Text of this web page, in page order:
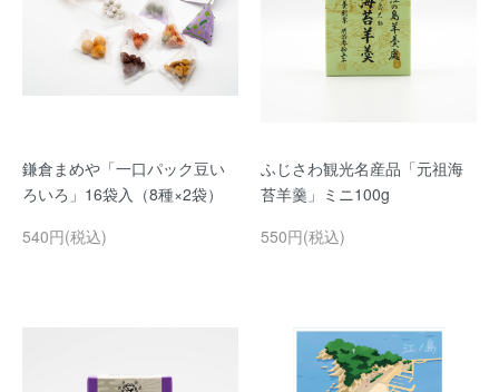
鎌倉まめや「一口パック豆い
ろいろ」16袋入（8種×2袋）
540円(税込)
ふじさわ観光名産品「元祖海
苔羊羹」ミニ100g
550円(税込)